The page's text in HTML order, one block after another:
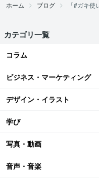
ホーム ブログ 「#ガキ使
カテゴリ一覧
コラム
ビジネス・マーケティング
デザイン・イラスト
学び
写真・動画
音声・音楽